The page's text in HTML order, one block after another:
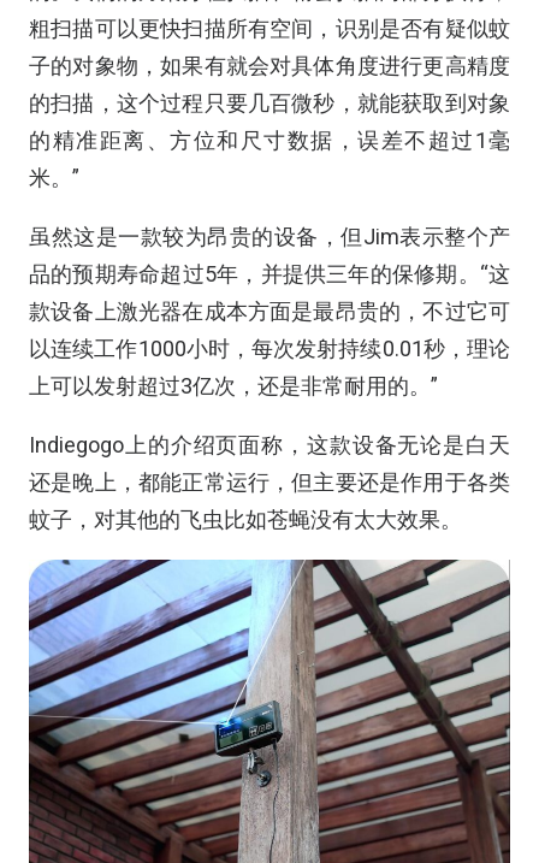
粗扫描可以更快扫描所有空间，识别是否有疑似蚊
子的对象物，如果有就会对具体角度进行更高精度
的扫描，这个过程只要几百微秒，就能获取到对象
的精准距离、方位和尺寸数据，误差不超过1毫
米。”
虽然这是一款较为昂贵的设备，但Jim表示整个产
品的预期寿命超过5年，并提供三年的保修期。“这
款设备上激光器在成本方面是最昂贵的，不过它可
以连续工作1000小时，每次发射持续0.01秒，理论
上可以发射超过3亿次，还是非常耐用的。”
Indiegogo上的介绍页面称，这款设备无论是白天
还是晚上，都能正常运行，但主要还是作用于各类
蚊子，对其他的飞虫比如苍蝇没有太大效果。